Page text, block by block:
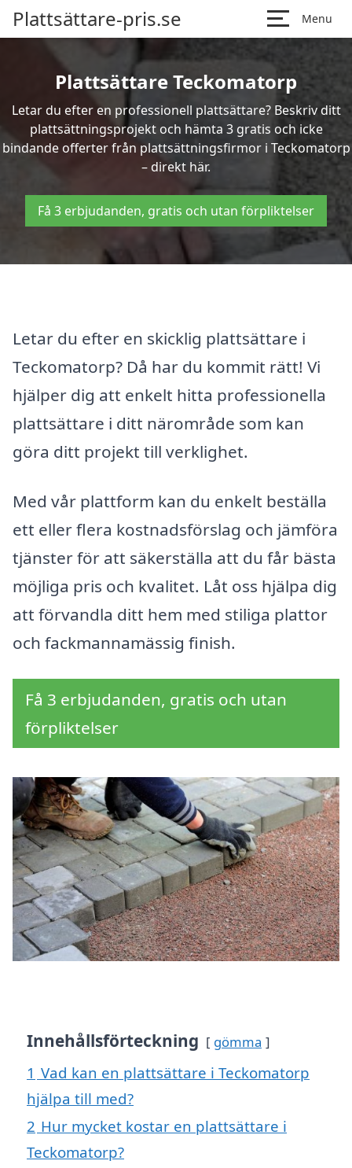
Plattsättare-pris.se Menu
Plattsättare Teckomatorp
Letar du efter en professionell plattsättare? Beskriv ditt
plattsättningsprojekt och hämta 3 gratis och icke
bindande offerter från plattsättningsfirmor i Teckomatorp
– direkt här.
Få 3 erbjudanden, gratis och utan förpliktelser
Letar du efter en skicklig plattsättare i
Teckomatorp? Då har du kommit rätt! Vi
hjälper dig att enkelt hitta professionella
plattsättare i ditt närområde som kan
göra ditt projekt till verklighet.
Med vår plattform kan du enkelt beställa
ett eller flera kostnadsförslag och jämföra
tjänster för att säkerställa att du får bästa
möjliga pris och kvalitet. Låt oss hjälpa dig
att förvandla ditt hem med stiliga plattor
och fackmannamässig finish.
Få 3 erbjudanden, gratis och utan
förpliktelser
Innehållsförteckning gömma
1 Vad kan en plattsättare i Teckomatorp
hjälpa till med?
2 Hur mycket kostar en plattsättare i
Teckomatorp?